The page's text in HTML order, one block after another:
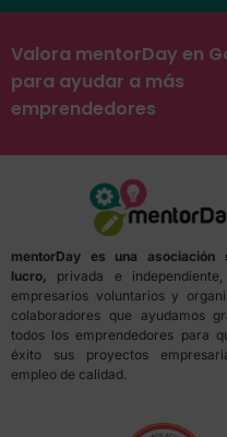
Valora mentorDay en
para ayudar a más
emprendedores
mentorDay es una asociación
lucro, privada e
empresarios voluntarios y
colaboradores que ayudamos
todos los emprendedores para
éxito sus proyectos
empleo de calidad.